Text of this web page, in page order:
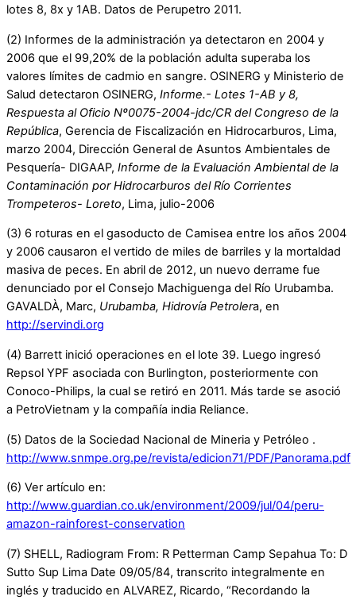
lotes 8, 8x y 1AB. Datos de Perupetro 2011.
(2) Informes de la administración ya detectaron en 2004 y
2006 que el 99,20% de la población adulta superaba los
valores límites de cadmio en sangre. OSINERG y Ministerio de
Salud detectaron OSINERG, Informe.- Lotes 1-AB y 8,
Respuesta al Oficio Nº0075-2004-jdc/CR del Congreso de la
República, Gerencia de Fiscalización en Hidrocarburos, Lima,
marzo 2004, Dirección General de Asuntos Ambientales de
Pesquería- DIGAAP, Informe de la Evaluación Ambiental de la
Contaminación por Hidrocarburos del Río Corrientes
Trompeteros- Loreto, Lima, julio-2006
(3) 6 roturas en el gasoducto de Camisea entre los años 2004
y 2006 causaron el vertido de miles de barriles y la mortaldad
masiva de peces. En abril de 2012, un nuevo derrame fue
denunciado por el Consejo Machiguenga del Río Urubamba.
GAVALDÀ, Marc, Urubamba, Hidrovía Petrolera, en
http://servindi.org
(4) Barrett inició operaciones en el lote 39. Luego ingresó
Repsol YPF asociada con Burlington, posteriormente con
Conoco-Philips, la cual se retiró en 2011. Más tarde se asoció
a PetroVietnam y la compañía india Reliance.
(5) Datos de la Sociedad Nacional de Mineria y Petróleo .
http://www.snmpe.org.pe/revista/edicion71/PDF/Panorama.pdf
(6) Ver artículo en:
http://www.guardian.co.uk/environment/2009/jul/04/peru-
amazon-rainforest-conservation
(7) SHELL, Radiogram From: R Petterman Camp Sepahua To: D
Sutto Sup Lima Date 09/05/84, transcrito integralmente en
inglés y traducido en ALVAREZ, Ricardo, “Recordando la